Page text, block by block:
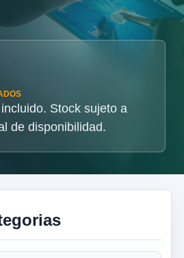
Stock sujeto a
de disponibilidad.